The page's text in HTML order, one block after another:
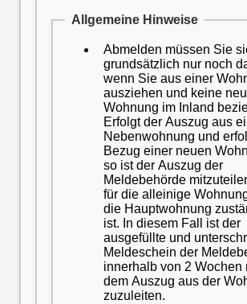
Allgemeine Hinweise
Abmelden müssen Sie
grundsätzlich nur noch
wenn Sie aus einer
ausziehen und keine
Wohnung im Inland
Erfolgt der Auszug aus
Nebenwohnung und
Bezug einer neuen
so ist der Auszug der
Meldebehörde
für die alleinige
die Hauptwohnung
ist. In diesem Fall ist der
ausgefüllte und
Meldeschein der
innerhalb von 2 Wochen
dem Auszug aus der
zuzuleiten.